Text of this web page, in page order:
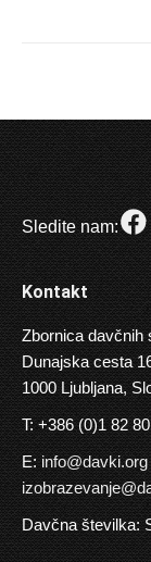
Sledite nam:
Kontakt
Zbornica davčnih
Dunajska cesta
1000 Ljubljana,
T: +386 (0)1 82
E:info@davki.org
Davčna številka: